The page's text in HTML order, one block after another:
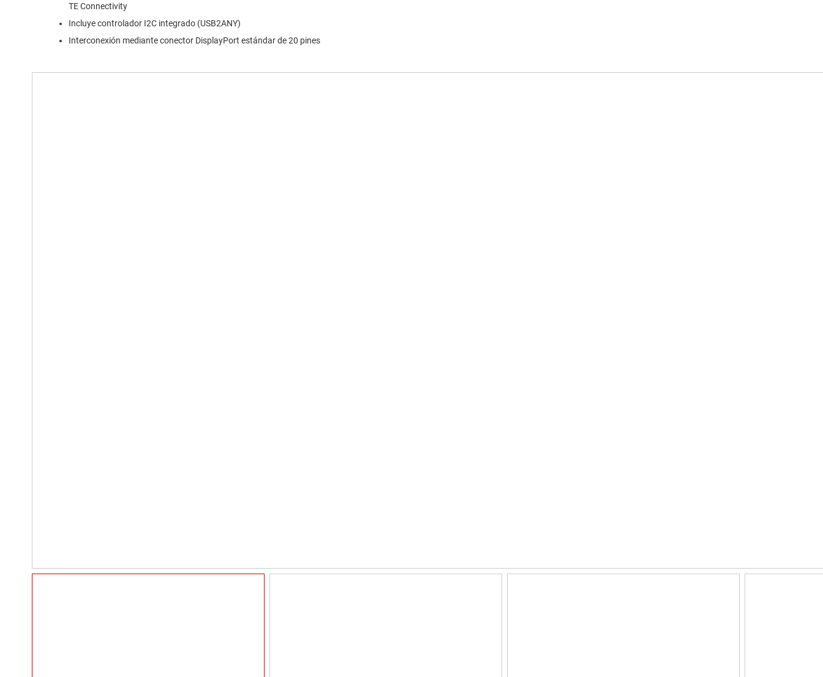
TE Connectivity
Incluye controlador I2C integrado (USB2ANY)
Interconexión mediante conector DisplayPort estándar de 20 pines